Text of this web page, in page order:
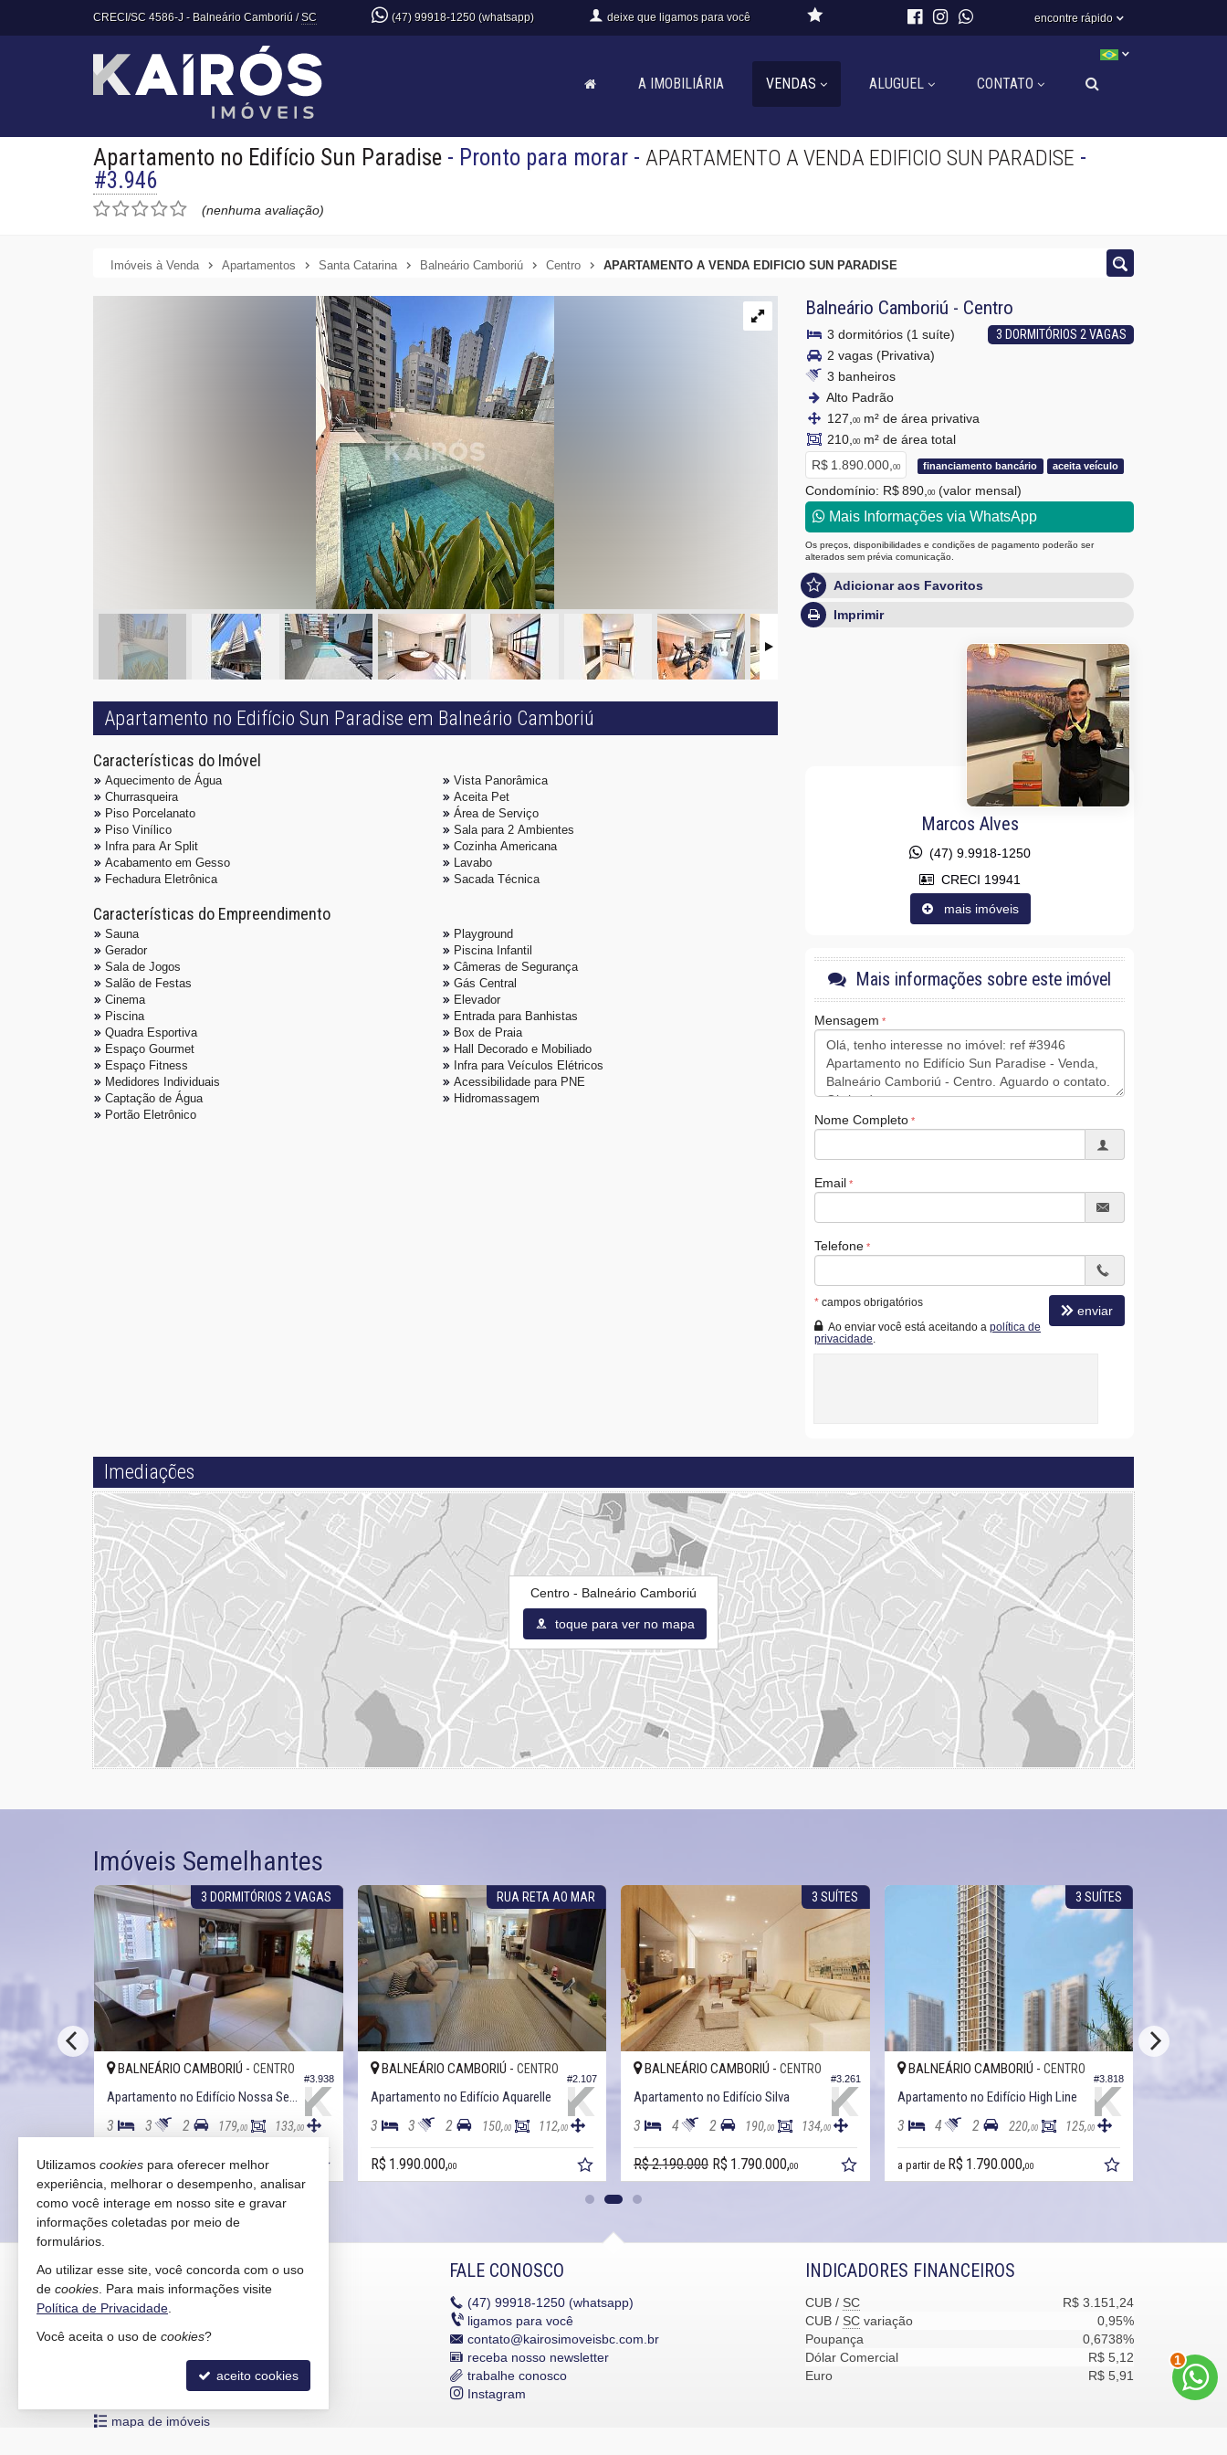
CRECI/SC 4586-J - Balneário Camboriú /SC (47) 99918-1250 (whatsapp) deixe que ligamos para você encontre rápido
A IMOBILIÁRIA VENDAS ALUGUEL CONTATO
Apartamento no Edifício Sun Paradise - Pronto para morar - APARTAMENTO A VENDA EDIFICIO SUN PARADISE -
#3.946
(nenhuma avaliação)
Imóveis à Venda Apartamentos Santa Catarina Balneário Camboriú Centro APARTAMENTO A VENDA EDIFICIO SUN PARADISE
Apartamento no Edifício Sun Paradise em Balneário Camboriú
Características do Imóvel
Aquecimento de Água
Churrasqueira
Piso Porcelanato
Piso Vinílico
Infra para Ar Split
Acabamento em Gesso
Vista Panorâmica
Aceita Pet
Área de Serviço
Sala para 2 Ambientes
Cozinha Americana
Lavabo
Características do Empreendimento
Sauna
Gerador
Sala de Jogos
Salão de Festas
Cinema
Piscina
Quadra Esportiva
Espaço Gourmet
Espaço Fitness
Medidores Individuais
Captação de Água
Playground
Piscina Infantil
Câmeras de Segurança
Gás Central
Elevador
Entrada para Banhistas
Box de Praia
Hall Decorado e Mobiliado
Infra para Veículos Elétricos
Acessibilidade para PNE
Balneário Camboriú - Centro
3 DORMITÓRIOS 2 VAGAS
3 dormitórios (1 suíte)
2 vagas (Privativa)
3 banheiros
Alto Padrão
127, 00m² de área privativa
210, 00m² de área total
R$ 1.890.000, 00 financiamento bancário aceita veículo
Condomínio: R$ 890, 00 (valor mensal)
Mais Informações via WhatsApp
Os preços, disponibilidades e condições de pagamento poderão ser
alterados sem prévia comunicação.
Adicionar aos Favoritos
Imprimir
Marcos Alves
(47) 9.9918-1250
CRECI 19941
mais imóveis
Mais informações sobre este imóvel
Mensagem
Nome Completo
Email
Telefone
* campos obrigatórios
Ao enviar você está aceitando a política de
privacidade
enviar
Imediações
Centro - Balneário Camboriú
toque para ver no mapa
Imóveis Semelhantes
3 DORMITÓRIOS 2 VAGAS
#3.938
BALNEÁRIO CAMBORIÚ - CENTRO
Apartamento no Edifício Nossa Senhora de Fatima
3 3 2 179,00 133,00
R$ 1.800.000,00
RUA RETA AO MAR
#2.107
BALNEÁRIO CAMBORIÚ - CENTRO
Apartamento no Edifício Aquarelle
3 3 2 150,00 112,00
R$ 1.990.000,00
3 SUÍTES
#3.261
BALNEÁRIO CAMBORIÚ - CENTRO
Apartamento no Edifício Silva
3 4 2 190,00 134,00
R$ 2.190.000 R$ 1.790.000,00
3 SUÍTES
#3.818
BALNEÁRIO CAMBORIÚ - CENTRO
Apartamento no Edifício High Line
3 4 2 220,00 125,00
a partir de R$ 1.790.000,00
KAIRÓS IMÓVEIS
Rua 1121, 100
Balneário Camboriú /
mapa google
indicadores financeiros
mapa de imóveis
FALE CONOSCO
(47) 99918-1250 (whatsapp)
ligamos para você
contato@kairosimoveisbc.com.br
receba nosso newsletter
trabalhe conosco
Instagram
INDICADORES FINANCEIROS
CUB / SC
R$ 3.151,24
CUB / SC variação
0,95%
Poupança
0,6738%
Dólar Comercial
R$ 5,12
Euro
R$ 5,91
2
Utilizamos cookies para oferecer melhor
experiência, melhorar o desempenho, analisar
como você interage em nosso site e gravar
informações coletadas por meio de
formulários.
Ao utilizar esse site, você concorda com o uso
de cookies . Para mais informações visite
Política de Privacidade
Você aceita o uso de cookies?
aceito cookies